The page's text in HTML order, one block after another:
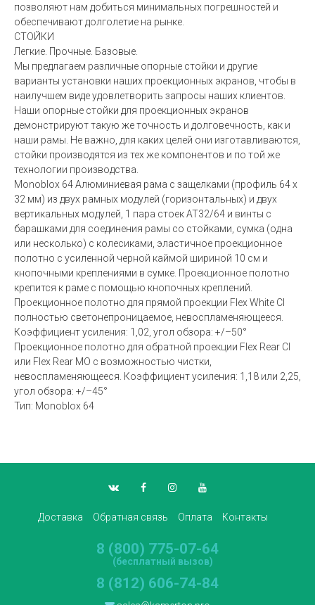
позволяют нам добиться минимальных погрешностей и
обеспечивают долголетие на рынке.
СТОЙКИ
Легкие. Прочные. Базовые.
Мы предлагаем различные опорные стойки и другие
варианты установки наших проекционных экранов, чтобы в
наилучшем виде удовлетворить запросы наших клиентов.
Наши опорные стойки для проекционных экранов
демонстрируют такую же точность и долговечность, как и
наши рамы. Не важно, для каких целей они изготавливаются,
стойки производятся из тех же компонентов и по той же
технологии производства.
Monoblox 64 Алюминиевая рама с защелками (профиль 64 x
32 мм) из двух рамных модулей (горизонтальных) и двух
вертикальных модулей, 1 пара стоек AT32/64 и винты с
барашками для соединения рамы со стойками, сумка (одна
или несколько) с колесиками, эластичное проекционное
полотно с усиленной черной каймой шириной 10 см и
кнопочными креплениями в сумке. Проекционное полотно
крепится к раме с помощью кнопочных креплений.
Проекционное полотно для прямой проекции Flex White CI
полностью светонепроницаемое, невоспламеняющееся.
Коэффициент усиления: 1,02, угол обзора: +/–50°
Проекционное полотно для обратной проекции Flex Rear CI
или Flex Rear MO с возможностью чистки,
невоспламеняющееся. Коэффициент усиления: 1,18 или 2,25,
угол обзора: +/–45°
Тип: Monoblox 64
Доставка Обратная связь Оплата Контакты
8 (800) 775-07-64
(бесплатный вызов)
8 (812) 606-74-84